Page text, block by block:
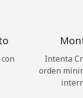
Intenta
orden